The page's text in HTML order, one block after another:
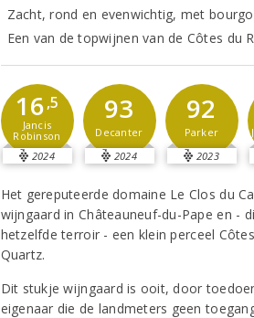
Zacht, rond en evenwichtig, met
Een van de topwijnen van de Côtes du
16,5
Jancis
Robinson
2024
93
Decanter
2024
92
Parker
2023
Het gereputeerde domaine Le Clos du
wijngaard in Châteauneuf-du-Pape en -
hetzelfde terroir - een klein perceel
Quartz.
Dit stukje wijngaard is ooit, door
eigenaar die de landmeters geen